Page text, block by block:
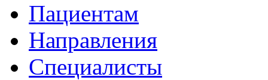
Пациентам
Направления
Специалисты